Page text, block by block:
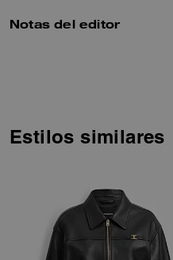
Notas del editor
Estilos similares